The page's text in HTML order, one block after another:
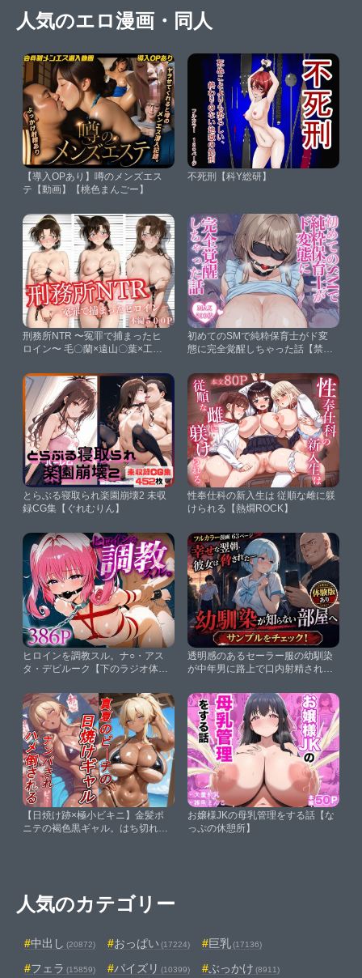
人気のエロ漫画・同人
【導入OPあり】噂のメンズエス
テ【動画】【桃色まんごー】
不死刑【科Y総研】
刑務所NTR 〜冤罪で捕まったヒ
ロイン〜 毛〇蘭×遠山〇葉×工藤
初めてのSMで純粋保育士がド変
態に完全覚醒しちゃった話【禁断
とらぶる寝取られ楽園崩壊2 未収
録CG集【ぐれむりん】
性奉仕科の新入生は 従順な雌に躾
けられる【熱燗ROCK】
ヒロインを調教スル。ナ○・アス
タ・デビルーク【下のラジオ体
透明感のあるセーラー服の幼馴染
が中年男に路上で口内射精されて
ッハトルテ】
【日焼け跡×極小ビキニ】金髪ポ
ニテの褐色黒ギャル。はち切れそ
お嬢様JKの母乳管理をする話【な
っぷの休憩所】
人気のカテゴリー
中出し (20872) おっぱい (17224) 巨乳(17136)
フェラ (15859) パイズリ (10399) ぶっかけ (8911)